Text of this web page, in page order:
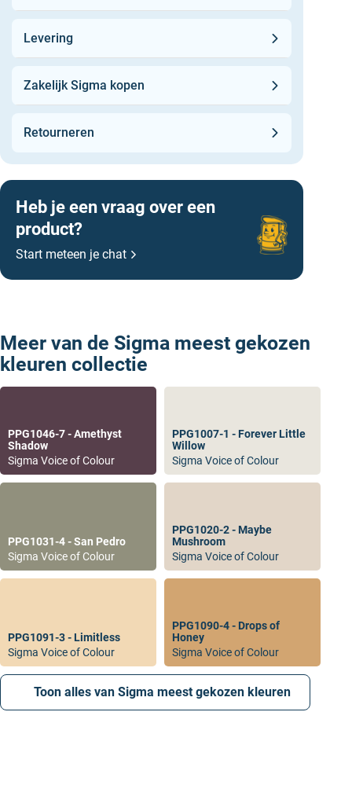
Levering
Zakelijk Sigma kopen
zakelijk Sigma kopen
Retourneren
Heb je een vraag over een
product?
Start meteen je chat
Meer van de Sigma meest gekozen
kleuren collectie
PPG1046-7 - Amethyst
Shadow
Sigma Voice of Colour
PPG1007-1 - Forever Little
Willow
Sigma Voice of Colour
PPG1031-4 - San Pedro
Sigma Voice of Colour
PPG1020-2 - Maybe
Mushroom
Sigma Voice of Colour
PPG1091-3 - Limitless
Sigma Voice of Colour
PPG1090-4 - Drops of
Honey
Sigma Voice of Colour
Toon alles van Sigma meest gekozen kleuren